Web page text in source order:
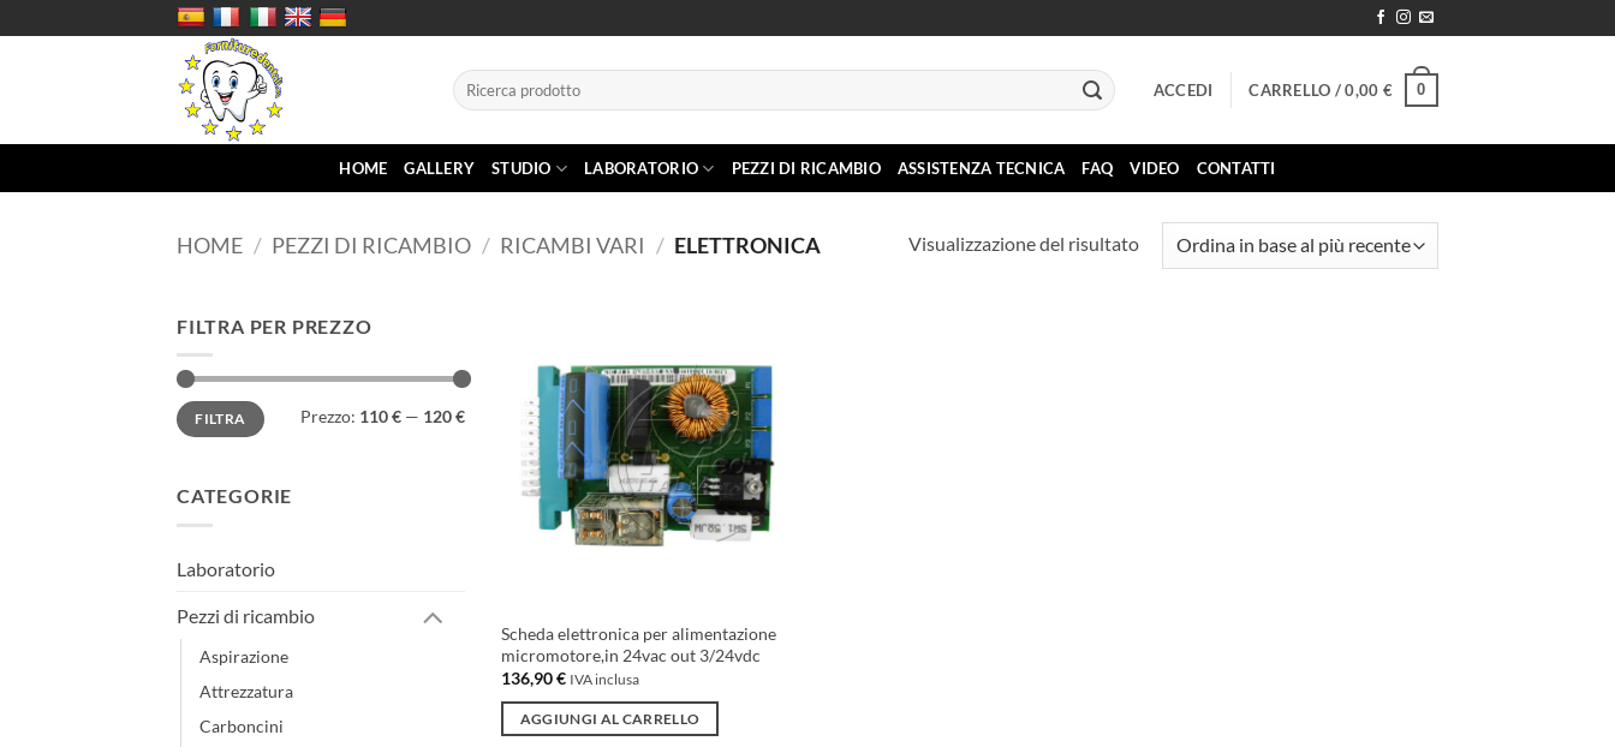
ai
Cerca:
ACCEDI CARRELLO /0,00 € 0
HOME GALLERY STUDIO LABORATORIO PEZZI DI RICAMBIO ASSISTENZA TECNICA FAQ VIDEO CONTATTI
HOME / PEZZI DI RICAMBIO / RICAMBI VARI / ELETTRONICA Visualizzazione del risultato
FILTRA PER PREZZO
Prezzo
Min
Prezzo
MaxFILTRA Prezzo: 110 € — 120 €
CATEGORIE
Laboratorio
Pezzi di ricambio
Aspirazione
Attrezzatura
Carboncini
Aggiungi
alla lista
dei
desideri
Scheda elettronica per alimentazione
micromotore,in 24vac out 3/24vdc
136,90€ IVA inclusa
AGGIUNGI AL CARRELLO